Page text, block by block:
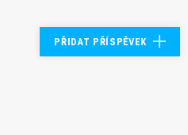
PŘIDAT PŘÍSPĚVEK